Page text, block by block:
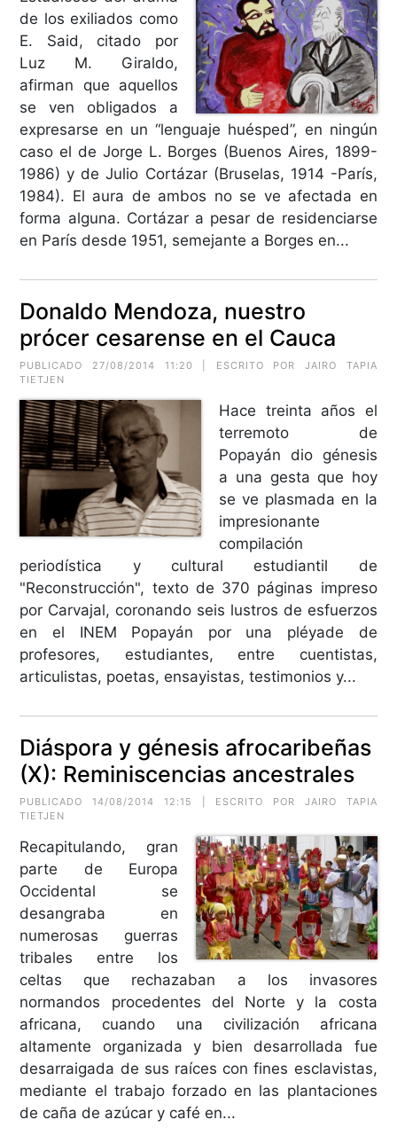
de los exiliados como
E. Said, citado por
Luz M. Giraldo,
afirman que aquellos
se ven obligados a
expresarse en un “lenguaje huésped”, en ningún
caso el de Jorge L. Borges (Buenos Aires, 1899-
1986) y de Julio Cortázar (Bruselas, 1914 -París,
1984). El aura de ambos no se ve afectada en
forma alguna. Cortázar a pesar de residenciarse
en París desde 1951, semejante a Borges en...
Donaldo Mendoza, nuestro
prócer cesarense en el Cauca
PUBLICADO 27/08/2014 11:20 | ESCRITO POR JAIRO TAPIA
TIETJEN
Hace treinta años el
terremoto de
Popayán dio génesis
a una gesta que hoy
se ve plasmada en la
impresionante
compilación
periodística y cultural estudiantil de
"Reconstrucción", texto de 370 páginas impreso
por Carvajal, coronando seis lustros de esfuerzos
en el INEM Popayán por una pléyade de
profesores, estudiantes, entre cuentistas,
articulistas, poetas, ensayistas, testimonios y...
Diáspora y génesis afrocaribeñas
(X): Reminiscencias ancestrales
PUBLICADO 14/08/2014 12:15 | ESCRITO POR JAIRO TAPIA
TIETJEN
Recapitulando, gran
parte de Europa
Occidental se
desangraba en
numerosas guerras
tribales entre los
celtas que rechazaban a los invasores
normandos procedentes del Norte y la costa
africana, cuando una civilización africana
altamente organizada y bien desarrollada fue
desarraigada de sus raíces con fines esclavistas,
mediante el trabajo forzado en las plantaciones
de caña de azúcar y café en...